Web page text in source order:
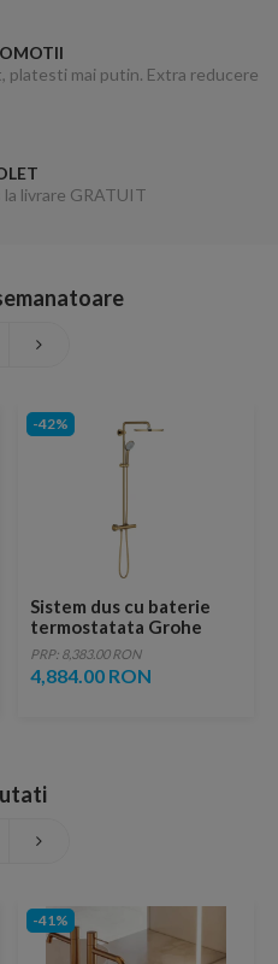
platesti mai putin. Extra reducere
livrare GRATUIT
-42%
Sistem dus cu baterie
termostatata Grohe
Euphoria 310 auriu lucios
PRP: 8,383.00 RON
4,884.00 RON
-41%